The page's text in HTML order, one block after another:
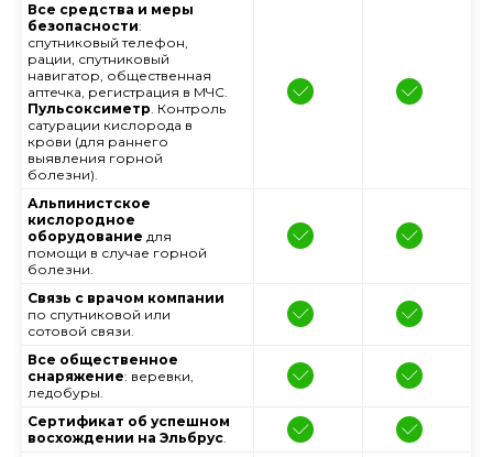
Все средства и меры
безопасности:
спутниковый телефон,
рации, спутниковый
навигатор, общественная
аптечка, регистрация в МЧС.
Пульсоксиметр. Контроль
сатурации кислорода в
крови (для раннего
выявления горной
болезни).
Альпинистское
кислородное
оборудование для
помощи в случае горной
болезни.
Связь с врачом компании
по спутниковой или
сотовой связи.
Все общественное
снаряжение: веревки,
ледобуры.
Сертификат об успешном
восхождении на Эльбрус.